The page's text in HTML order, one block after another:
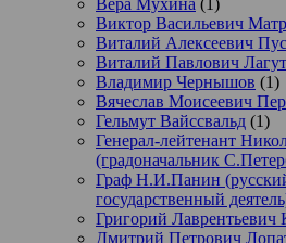
Вера Мухина (1)
Виктор Васильевич
Виталий Алексеевич
Виталий Павлович
Владимир Чернышов (1)
Вячеслав Моисеевич
Гельмут Вайссвальд (1)
Генерал-лейтенант
(градоначальник
Граф Н.И.Панин
государственный
Григорий Лаврентьевич
Дмитрий Петрович